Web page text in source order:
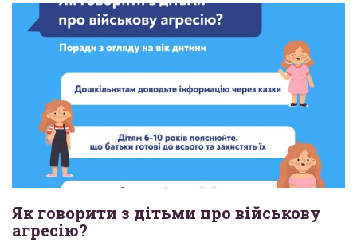
Як говорити з дітьми про військову
агресію?